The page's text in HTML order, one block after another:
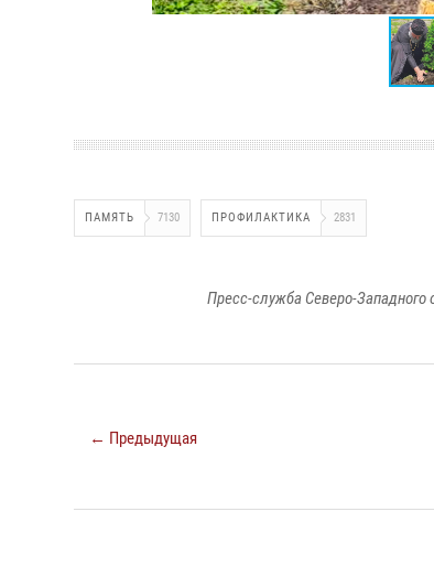
ПАМЯТЬ 7130 ПРОФИЛАКТИКА 2831
Пресс-служба Северо-Западного
← Предыдущая